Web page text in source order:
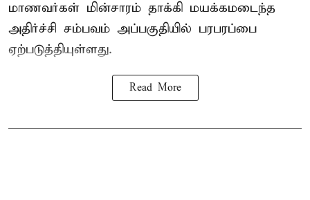
மாணவர்கள் மின்சாரம் தாக்கி மயக்கமடைந்த
அதிர்ச்சி சம்பவம் அப்பகுதியில் பரபரப்பை
ஏற்படுத்தியுள்ளது.
Read More